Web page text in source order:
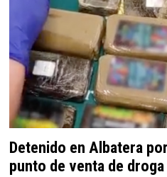
Detenido en Albatera
punto de venta de